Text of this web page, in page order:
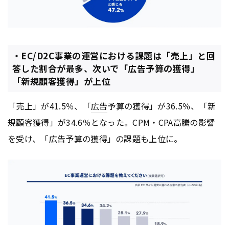
・EC/D2C事業の運営における課題は「売上」と回
答した割合が最多、次いで「広告予算の獲得」
「新規顧客獲得」が上位
「売上」が41.5％、「広告予算の獲得」が36.5％、「新
規顧客獲得」が34.6％となった。CPM・CPA高騰の影響
を受け、「広告予算の獲得」の課題も上位に。